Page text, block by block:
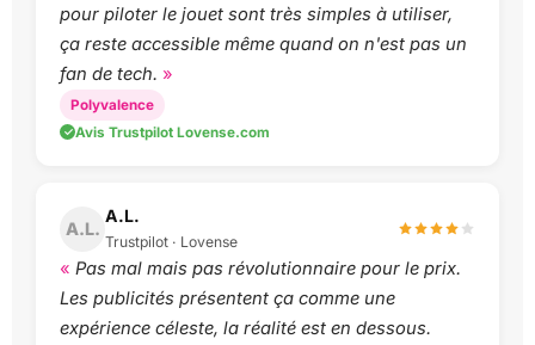
pour piloter le jouet sont très simples à utiliser,
ça reste accessible même quand on n'est pas un
fan de tech.
Polyvalence
Avis Trustpilot Lovense.com
A.L.
A.L.
Trustpilot · Lovense
Pas mal mais pas révolutionnaire pour le prix.
Les publicités présentent ça comme une
expérience céleste, la réalité est en dessous.